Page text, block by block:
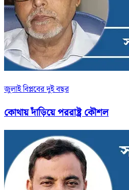
জুলাই বিপ্লবের দুই বছর
কোথায় দাঁড়িয়ে পররাষ্ট্র কৌশল